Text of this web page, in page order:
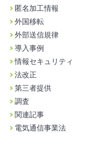
匿名加工情報
外国移転
外部送信規律
導入事例
情報セキュリティ
法改正
第三者提供
調査
関連記事
電気通信事業法